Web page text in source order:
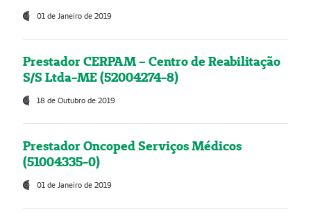
01 de Janeiro de 2019
Prestador CERPAM – Centro de Reabilitação
S/S Ltda-ME (52004274-8)
18 de Outubro de 2019
Prestador Oncoped Serviços Médicos
(51004335-0)
01 de Janeiro de 2019